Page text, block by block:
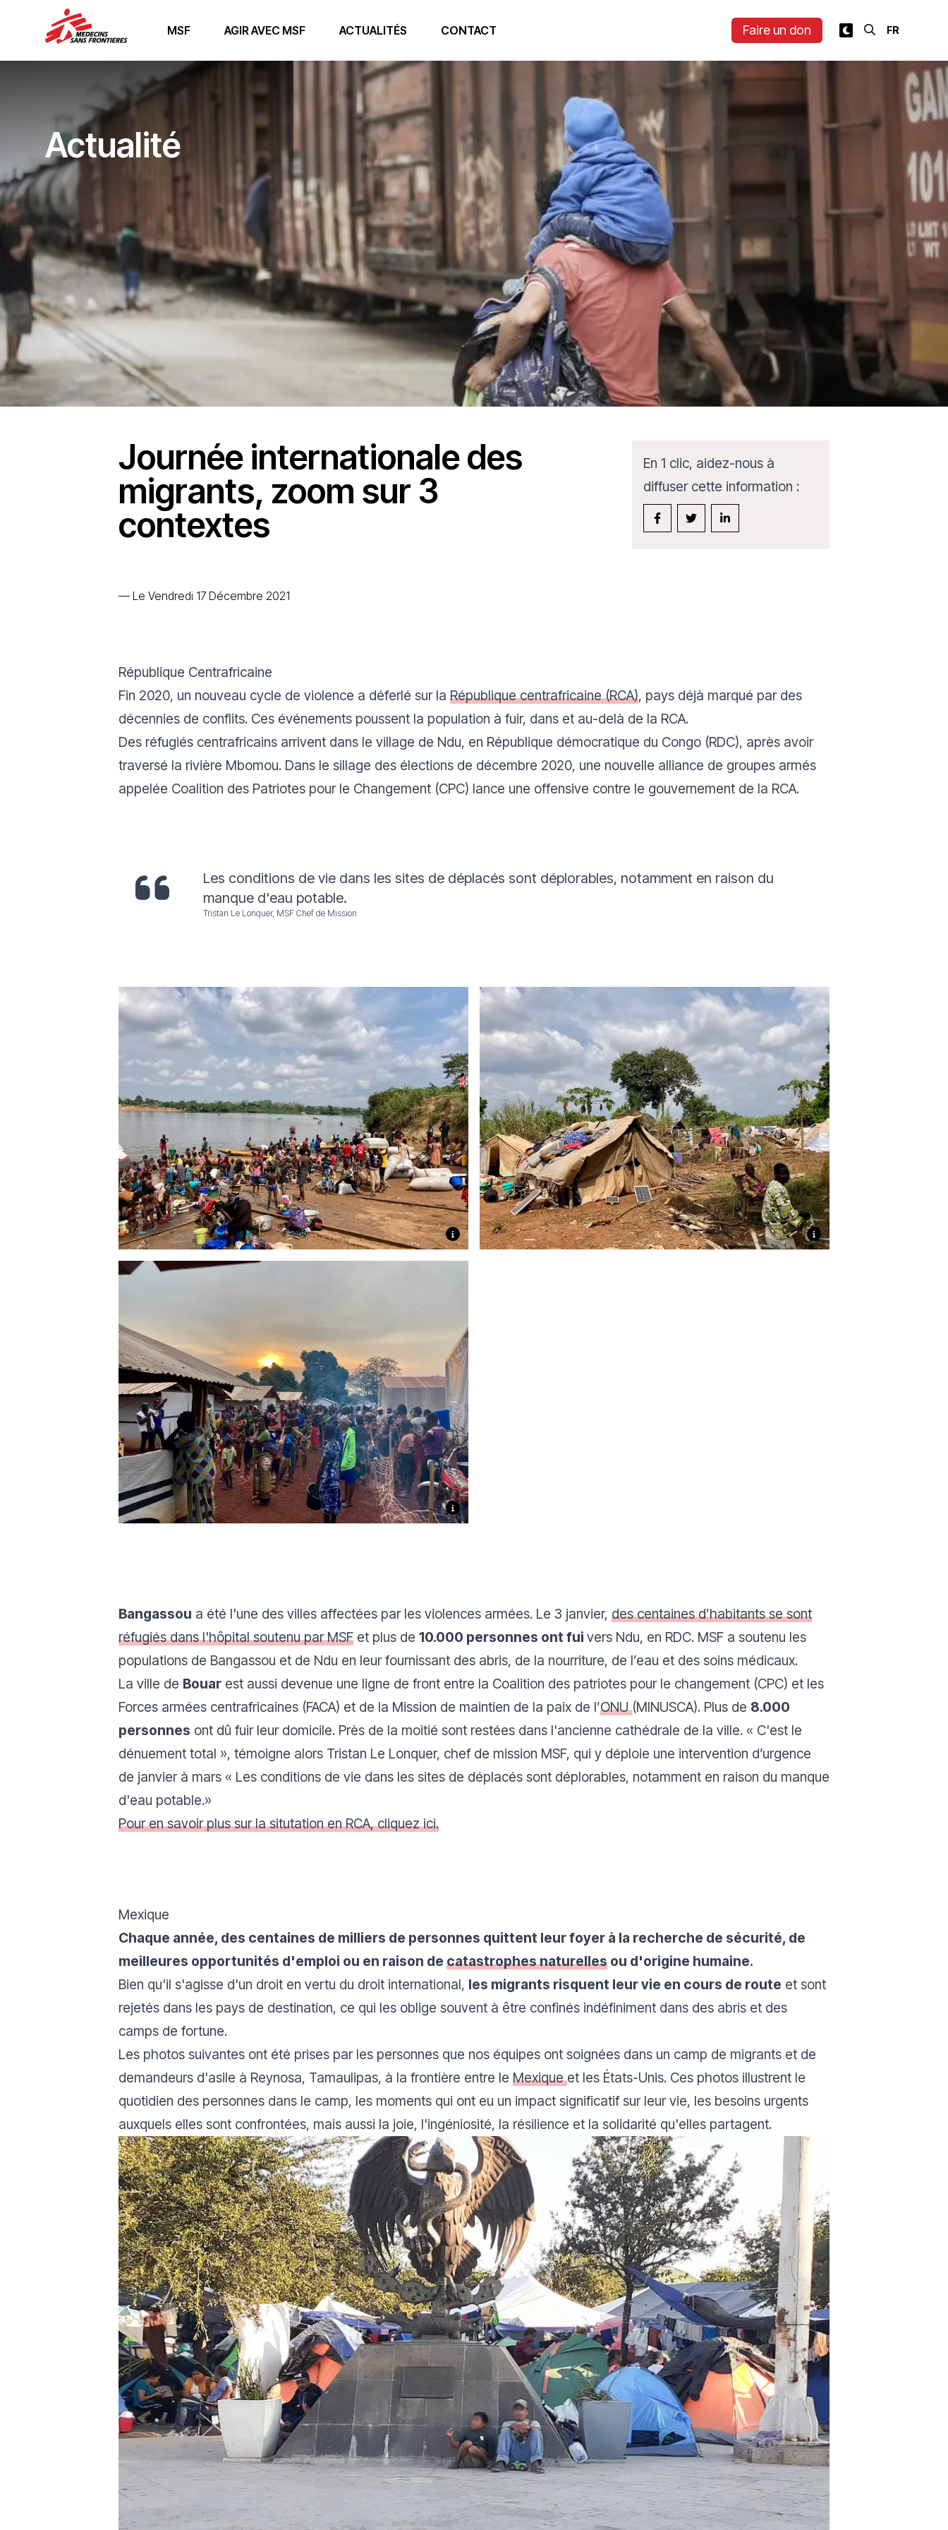
MSF AGIR AVEC MSF ACTUALITÉS CONTACT Faire un don
Actualité
Journée internationale des
migrants, zoom sur 3
contextes
— Le Vendredi 17 Décembre 2021
En 1 clic, aidez-nous à
diffuser cette information :
République Centrafricaine
Fin 2020, un nouveau cycle de violence a déferlé sur la République centrafricaine (RCA), pays déjà marqué par des
décennies de conflits. Ces événements poussent la population à fuir, dans et au-delà de la RCA.
Des réfugiés centrafricains arrivent dans le village de Ndu, en République démocratique du Congo (RDC), après avoir
traversé la rivière Mbomou. Dans le sillage des élections de décembre 2020, une nouvelle alliance de groupes armés
appelée Coalition des Patriotes pour le Changement (CPC) lance une offensive contre le gouvernement de la RCA.
Les conditions de vie dans les sites de déplacés sont déplorables, notamment en raison du
manque d'eau potable.
Tristan Le Lonquer, MSF Chef de Mission
Bangassou a été l'une des villes affectées par les violences armées. Le 3 janvier, des centaines d’habitants se sont
réfugiés dans l'hôpital soutenu par MSF et plus de 10.000 personnes ont fui vers Ndu, en RDC. MSF a soutenu les
populations de Bangassou et de Ndu en leur fournissant des abris, de la nourriture, de l’eau et des soins médicaux.
La ville de Bouar est aussi devenue une ligne de front entre la Coalition des patriotes pour le changement (CPC) et les
Forces armées centrafricaines (FACA) et de la Mission de maintien de la paix de l’ONU(MINUSCA). Plus de 8.000
personnes ont dû fuir leur domicile. Près de la moitié sont restées dans l'ancienne cathédrale de la ville. « C'est le
dénuement total », témoigne alors Tristan Le Lonquer, chef de mission MSF, qui y déploie une intervention d’urgence
de janvier à mars « Les conditions de vie dans les sites de déplacés sont déplorables, notamment en raison du manque
d'eau potable.»
Pour en savoir plus sur la situtation en RCA, cliquez ici.
Mexique
Chaque année, des centaines de milliers de personnes quittent leur foyer à la recherche de sécurité, de
meilleures opportunités d'emploi ou en raison de catastrophes naturelles ou d'origine humaine.
Bien qu'il s'agisse d'un droit en vertu du droit international, les migrants risquent leur vie en cours de route et sont
rejetés dans les pays de destination, ce qui les oblige souvent à être confinés indéfiniment dans des abris et des
camps de fortune.
Les photos suivantes ont été prises par les personnes que nos équipes ont soignées dans un camp de migrants et de
demandeurs d'asile à Reynosa, Tamaulipas, à la frontière entre le Mexiqueet les États-Unis. Ces photos illustrent le
quotidien des personnes dans le camp, les moments qui ont eu un impact significatif sur leur vie, les besoins urgents
auxquels elles sont confrontées, mais aussi la joie, l'ingéniosité, la résilience et la solidarité qu'elles partagent.